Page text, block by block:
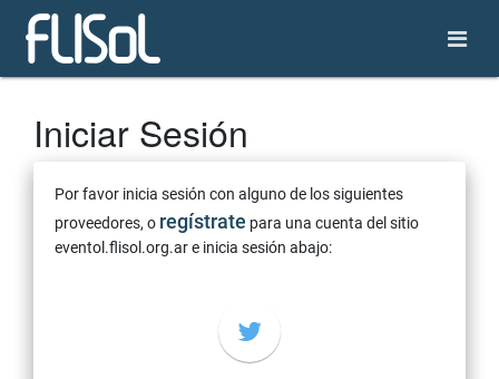
Iniciar Sesión
Por favor inicia sesión con alguno de los siguientes
proveedores, o regístrate para una cuenta del sitio
eventol.flisol.org.ar e inicia sesión abajo: